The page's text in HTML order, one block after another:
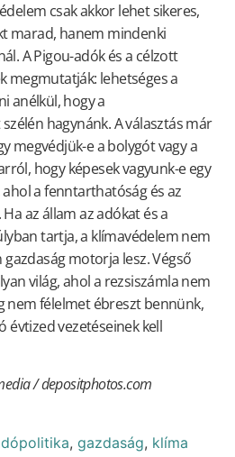
csak akkor lehet sikeres,
marad, hanem mindenki
A Pigou-adók és a célzott
megmutatják: lehetséges a
anélkül, hogy a
hagynánk. A választás már
megvédjük-e a bolygót vagy a
hogy képesek vagyunk-e egy
a fenntarthatóság és az
az állam az adókat és a
tartja, a klímavédelem nem
motorja lesz. Végső
világ, ahol a rezsiszámla nem
nem félelmet ébreszt bennünk,
évtized vezetéseinek kell
/ depositphotos.com
,gazdaság, klíma